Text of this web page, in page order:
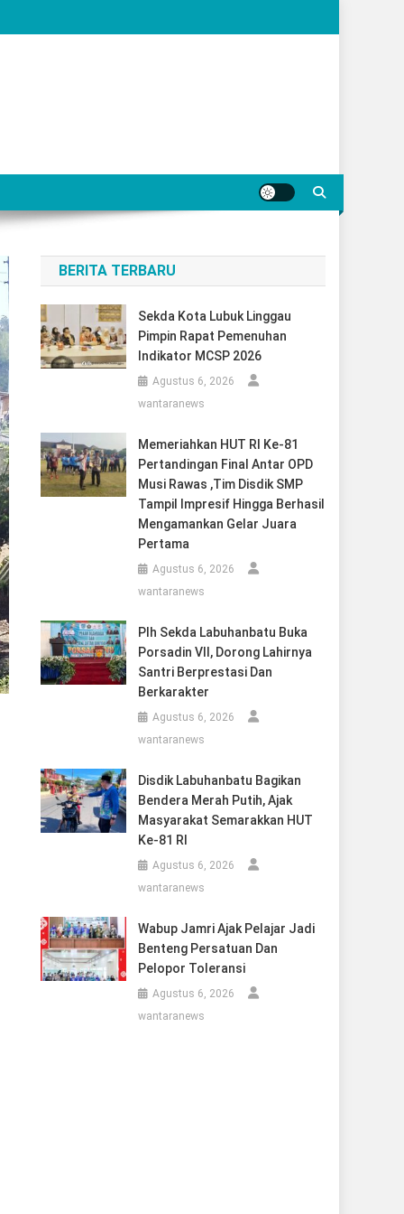
BERITA TERBARU
Sekda Kota Lubuk Linggau
Pimpin Rapat Pemenuhan
Indikator MCSP 2026
Agustus 6, 2026
wantaranews
Memeriahkan HUT RI Ke-81
Pertandingan Final Antar OPD
Musi Rawas ,Tim Disdik SMP
Tampil Impresif Hingga Berhasil
Mengamankan Gelar Juara
Pertama
Agustus 6, 2026
wantaranews
Plh Sekda Labuhanbatu Buka
Porsadin VII, Dorong Lahirnya
Santri Berprestasi Dan
Berkarakter
Agustus 6, 2026
wantaranews
Disdik Labuhanbatu Bagikan
Bendera Merah Putih, Ajak
Masyarakat Semarakkan HUT
Ke-81 RI
Agustus 6, 2026
wantaranews
Wabup Jamri Ajak Pelajar Jadi
Benteng Persatuan Dan
Pelopor Toleransi
Agustus 6, 2026
wantaranews